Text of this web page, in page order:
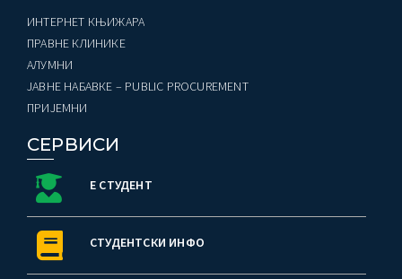
ИНТЕРНЕТ КЊИЖАРА
ПРАВНЕ КЛИНИКЕ
AЛУМНИ
ЈАВНЕ НАБАВКЕ – PUBLIC PROCUREMENT
ПРИЈЕМНИ
СЕРВИСИ
Е СТУДЕНТ
СТУДЕНТСКИ ИНФО